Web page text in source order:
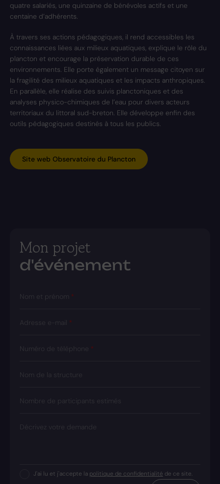
quatre salariés, une quinzaine de bénévoles actifs et une
centaine d’adhérents.
À travers ses actions pédagogiques, il rend accessibles les
connaissances liées aux milieux aquatiques, explique le rôle du
plancton et encourage la préservation durable de ces
environnements. Elle porte également un message citoyen sur
la fragilité des milieux aquatiques et les impacts anthropiques.
En parallèle, elle réalise des suivis planctoniques et des
analyses physico-chimiques de l’eau pour divers acteurs
territoriaux du littoral sud-breton. Elle développe enfin des
outils pédagogiques destinés à tous les publics.
Site web Observatoire du Plancton
Mon projet
d'événement
Nom et prénom
Adresse e-mail
Numéro de téléphone
Nom de la structure
Nombre de participants estimés
Décrivez votre demande
J'ai lu et j'accepte la politique de confidentialité de ce site.